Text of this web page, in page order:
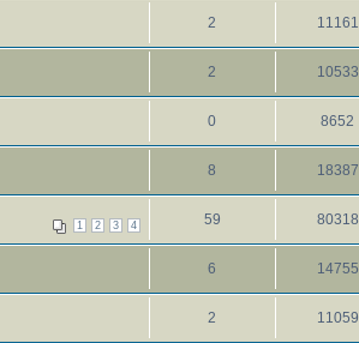
2 11161
2 10533
0 8652
8 18387
1 2 3 4 59 80318
6 14755
2 11059